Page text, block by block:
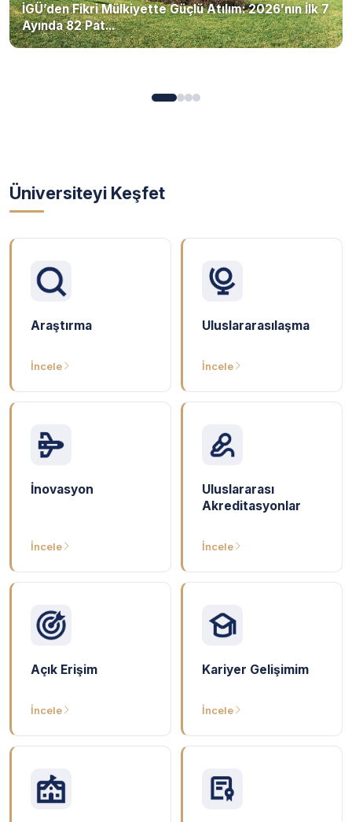
İGÜ’den Fikri Mülkiyette Güçlü Atılım: 2026’nın İlk 7
Ayında 82 Pat...
Üniversiteyi Keşfet
Araştırma
İncele
Uluslararasılaşma
İncele
İnovasyon
İncele
Uluslararası
Akreditasyonlar
İncele
Açık Erişim
İncele
Kariyer Gelişimim
İncele